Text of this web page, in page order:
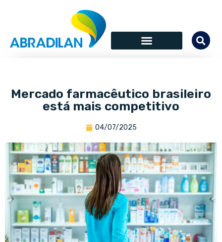
Mercado farmacêutico brasileiro
está mais competitivo
04/07/2025